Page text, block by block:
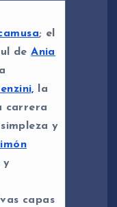
; el
deAnia
la
carrera
y
y
capas